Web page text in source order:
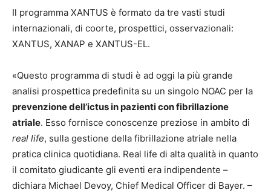
Il programma XANTUS è formato da tre vasti studi
internazionali, di coorte, prospettici, osservazionali:
XANTUS, XANAP e XANTUS-EL.
«Questo programma di studi è ad oggi la più grande
analisi prospettica predefinita su un singolo NOAC per la
prevenzione dell’ictus in pazienti con fibrillazione
atriale. Esso fornisce conoscenze preziose in ambito di
real life, sulla gestione della fibrillazione atriale nella
pratica clinica quotidiana. Real life di alta qualità in quanto
il comitato giudicante gli eventi era indipendente –
dichiara Michael Devoy, Chief Medical Officer di Bayer. –